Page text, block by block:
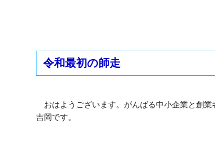
令和最初の師走
おはようございます。がんばる中小企業と創業
吉岡です。